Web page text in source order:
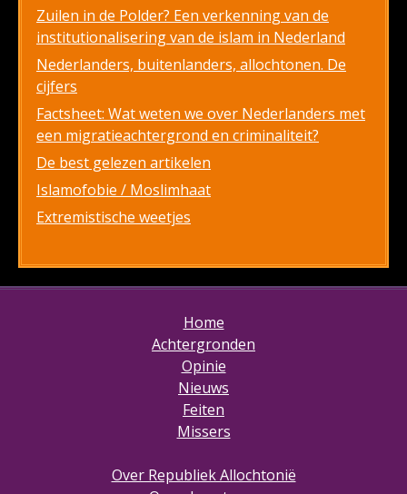
Zuilen in de Polder? Een verkenning van de
institutionalisering van de islam in Nederland
Nederlanders, buitenlanders, allochtonen. De
cijfers
Factsheet: Wat weten we over Nederlanders met
een migratieachtergrond en criminaliteit?
De best gelezen artikelen
Islamofobie / Moslimhaat
Extremistische weetjes
Home
Achtergronden
Opinie
Nieuws
Feiten
Missers
Over Republiek Allochtonië